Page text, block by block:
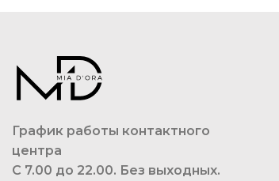
График работы контактного
центра
С 7.00 до 22.00. Без выходных.